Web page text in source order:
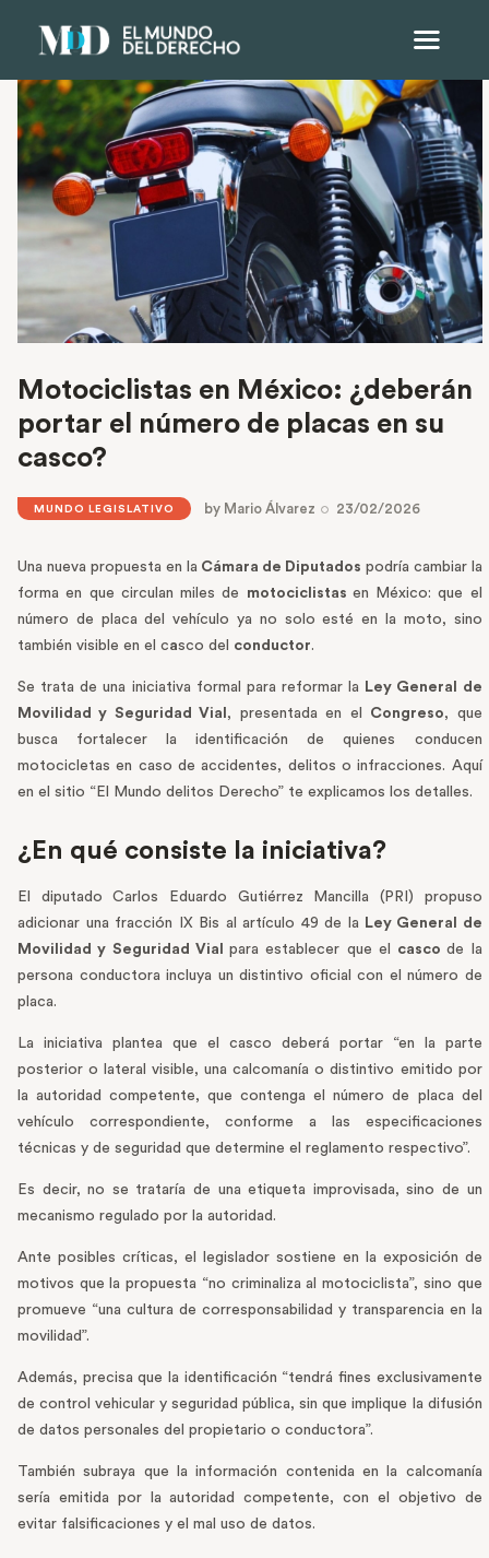
Motociclistas en México: ¿deberán
portar el número de placas en su
casco?
MUNDO LEGISLATIVO by Mario Álvarez 23/02/2026
Una nueva propuesta en la Cámara de Diputados podría cambiar la
forma en que circulan miles de
motociclistas en México: que el
número de placa del vehículo ya no solo esté en la moto, sino
también visible en el casco del conductor.
Se trata de una iniciativa formal para reformar la
Ley General de
Movilidad y Seguridad Vial , presentada en el Congreso, que
busca fortalecer la identificación de quienes conducen
motocicletas en caso de accidentes, delitos o infracciones. Aquí
en el sitio “El Mundo delitos Derecho” te explicamos los detalles.
¿En qué consiste la iniciativa?
El diputado Carlos Eduardo Gutiérrez Mancilla (PRI) propuso
adicionar una fracción IX Bis al artículo 49 de la Ley General de
Movilidad y Seguridad Vialpara establecer que el cascode la
persona conductora incluya un distintivo oficial con el número de
placa.
La iniciativa plantea que el casco deberá portar “en la parte
posterior o lateral visible, una calcomanía o distintivo emitido por
la autoridad competente, que contenga el número de placa del
vehículo correspondiente, conforme a las especificaciones
técnicas y de seguridad que determine el reglamento respectivo”.
Es decir, no se trataría de una etiqueta improvisada, sino de un
mecanismo regulado por la autoridad.
Ante posibles críticas, el legislador sostiene en la exposición de
motivos que la propuesta “no criminaliza al motociclista”, sino que
promueve “una cultura de corresponsabilidad y transparencia en la
movilidad”.
Además, precisa que la identificación “tendrá fines exclusivamente
de control vehicular y seguridad pública, sin que implique la difusión
de datos personales del propietario o conductora”.
También subraya que la información contenida en la calcomanía
sería emitida por la autoridad competente, con el objetivo de
evitar falsificaciones y el mal uso de datos.